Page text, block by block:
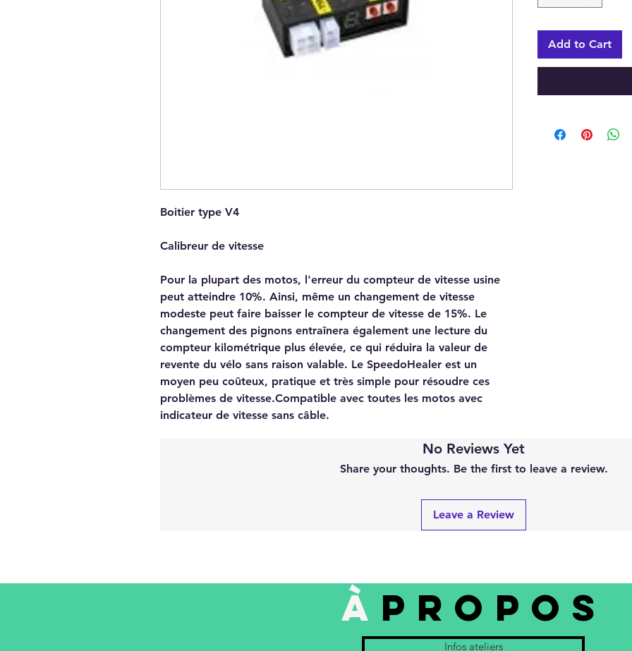
Boitier type V4
Calibreur de vitesse
Pour la plupart des motos, l'erreur du compteur de vitesse usine
peut atteindre 10%. Ainsi, même un changement de vitesse
modeste peut faire baisser le compteur de vitesse de 15%. Le
changement des pignons entraînera également une lecture du
compteur kilométrique plus élevée, ce qui réduira la valeur de
revente du vélo sans raison valable. Le SpeedoHealer est un
moyen peu coûteux, pratique et très simple pour résoudre ces
problèmes de vitesse.Compatible avec toutes les motos avec
indicateur de vitesse sans câble.
Add to Cart
No Reviews Yet
Share your thoughts. Be the first to leave a review.
Leave a Review
À PROPOS
Infos ateliers